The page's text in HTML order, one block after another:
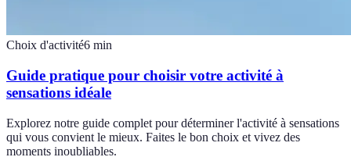
Choix d'activité6 min
Guide pratique pour choisir votre activité à
sensations idéale
Explorez notre guide complet pour déterminer l'activité à sensations
qui vous convient le mieux. Faites le bon choix et vivez des
moments inoubliables.